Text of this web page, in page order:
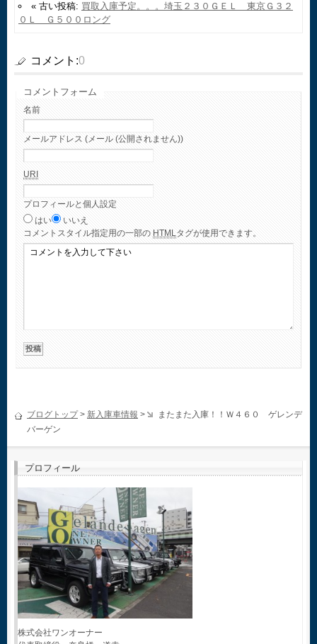
« 古い投稿: 買取入庫予定。。。埼玉２３０ＧＥＬ 東京Ｇ３２
０Ｌ Ｇ５００ロング
コメント:0
コメントフォーム
名前
メールアドレス (メール (公開されません))
URI
プロフィールと個人設定
はい
いいえ
コメント スタイル指定用の一部の HTMLタグが使用できます。
ブログトップ> 新入庫車情報 >
またまた入庫！！Ｗ４６０ ゲレンデ
バーゲン
プロフィール
株式会社ワンオーナー